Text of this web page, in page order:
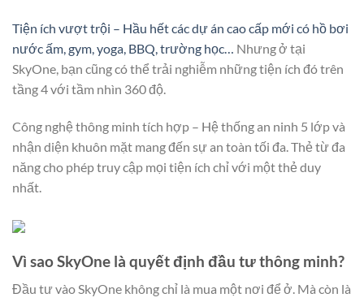
Tiện ích vượt trội – Hầu hết các dự án cao cấp mới có hồ bơi
nước ấm, gym, yoga, BBQ, trường học… Nhưng ở tại
SkyOne, bạn cũng có thể trải nghiễm những tiện ích đó trên
tầng 4 với tầm nhìn 360 độ.
Công nghệ thông minh tích hợp – Hệ thống an ninh 5 lớp và
nhận diện khuôn mặt mang đến sự an toàn tối đa. Thẻ từ đa
năng cho phép truy cập mọi tiện ích chỉ với một thẻ duy
nhất.
Vì sao SkyOne là quyết định đầu tư thông minh?
Đầu tư vào SkyOne không chỉ là mua một nơi để ở. Mà còn là